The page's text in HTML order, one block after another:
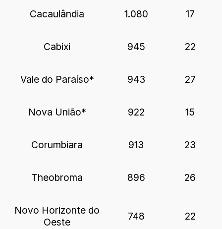
Cacaulândia 1.080 17
Cabixi 945 22
Vale do Paraíso* 943 27
Nova União* 922 15
Corumbiara 913 23
Theobroma 896 26
Novo Horizonte do
Oeste
748 22